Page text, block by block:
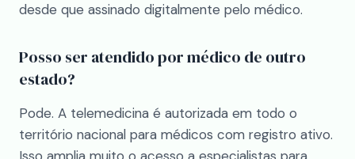
desde que assinado digitalmente pelo médico.
Posso ser atendido por médico de outro
estado?
Pode. A telemedicina é autorizada em todo o
território nacional para médicos com registro ativo.